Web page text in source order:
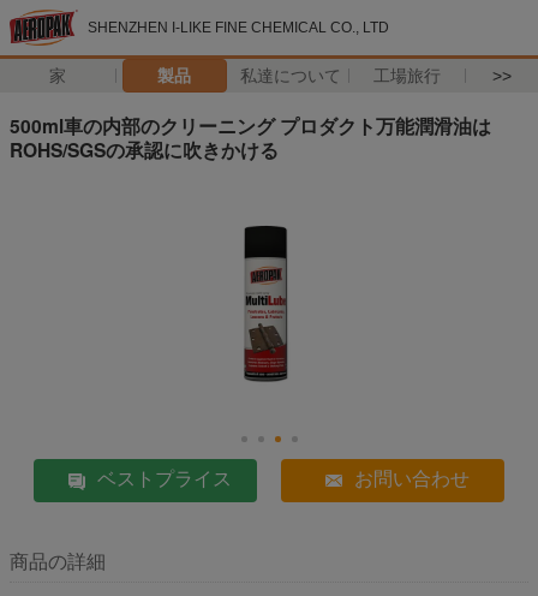
SHENZHEN I-LIKE FINE CHEMICAL CO., LTD
家 製品 私達について 工場旅行 >>
500ml車の内部のクリーニング プロダクト万能潤滑油は
ROHS/SGSの承認に吹きかける
ベストプライス お問い合わせ
商品の詳細